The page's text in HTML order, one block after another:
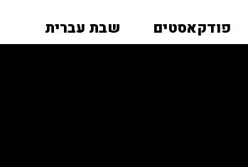
פודקאסטים שבת עברית